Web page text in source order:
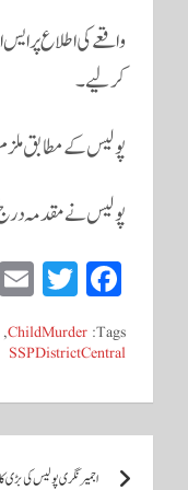
کرلیے۔
پولیس کے مطابق ملزم
پولیس نے مقدمہ
Fa
ce
bo
T
wi
tte Tags:
ChildMurder
,
SSPDistrictCentral
اجمیر نگری پولیس کی بڑی